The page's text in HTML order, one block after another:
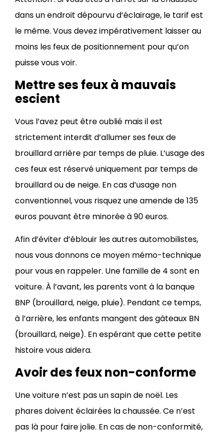
dans un endroit dépourvu d’éclairage, le tarif est
le même. Vous devez impérativement laisser au
moins les feux de positionnement pour qu’on
puisse vous voir.
Mettre ses feux à mauvais
escient
Vous l’avez peut être oublié mais il est
strictement interdit d’allumer ses feux de
brouillard arrière par temps de pluie. L’usage des
ces feux est réservé uniquement par temps de
brouillard ou de neige. En cas d’usage non
conventionnel, vous risquez une amende de 135
euros pouvant être minorée à 90 euros.
Afin d’éviter d’éblouir les autres automobilistes,
nous vous donnons ce moyen mémo-technique
pour vous en rappeler. Une famille de 4 sont en
voiture. À l’avant, les parents vont à la banque
BNP (brouillard, neige, pluie). Pendant ce temps,
à l’arrière, les enfants mangent des gâteaux BN
(brouillard, neige). En espérant que cette petite
histoire vous aidera.
Avoir des feux non-conforme
Une voiture n’est pas un sapin de noël. Les
phares doivent éclairées la chaussée. Ce n’est
pas là pour faire jolie. En cas de non-conformité,